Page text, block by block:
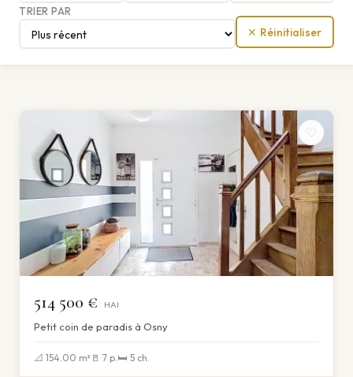
TRIER PAR
✕ Réinitialiser
♡
514 500 € HAI
Petit coin de paradis à Osny
📐 154.00 m² 🚪 7 p.🛏 5 ch.